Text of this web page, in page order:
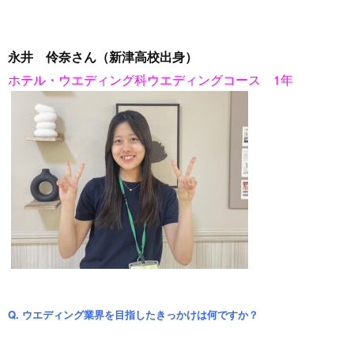
永井 伶奈さん（新津高校出身）
ホテル・ウエディング科ウエディングコース 1年
Q. ウエディング業界を目指したきっかけは何ですか？